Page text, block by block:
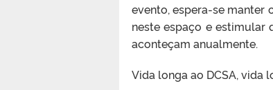
evento, espera-se manter
neste espaço e estimular
aconteçam anualmente.
Vida longa ao DCSA, vida